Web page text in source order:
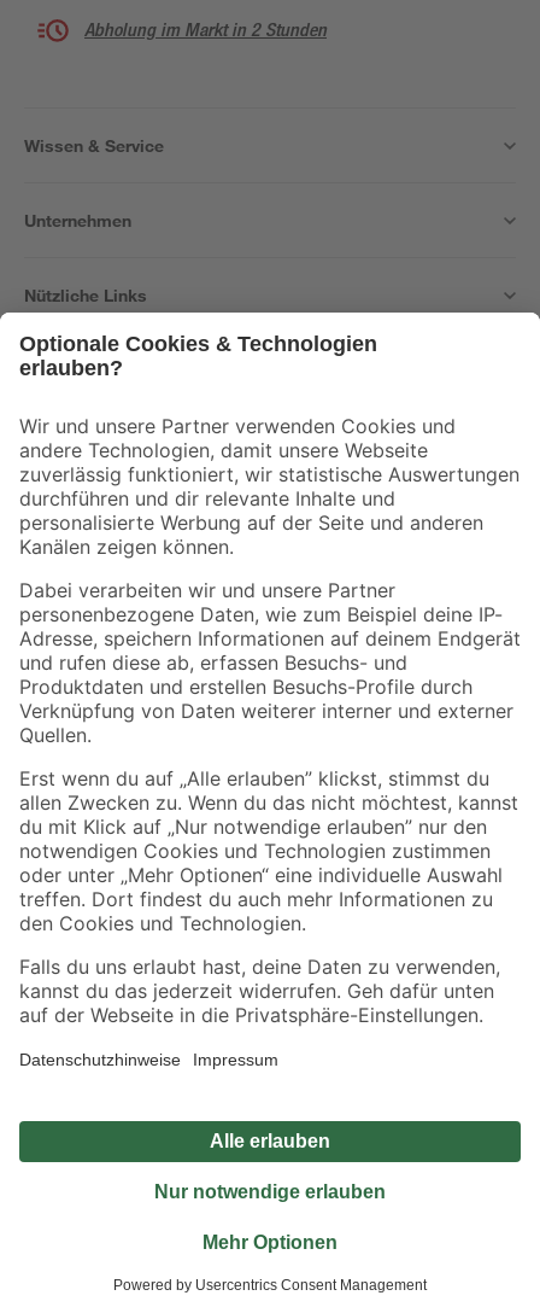
Abholung im Markt in 2 Stunden
Wissen & Service
Unternehmen
Nützliche Links
Der toom Newsletter: Keine Angebote und Aktionen mehr verpassen!
Zur Newsletter Anmeldung
Folge uns
Zahlungsarten Versandarten
Sicher einkaufen
Jetzt die toom-App herunterladen
Alle Preisangaben in EUR inkl. gesetzl. MwSt.. Die dargestellten Angebote sind unter
Umständen nicht in allen Märkten verfügbar. Die angegebenen Verfügbarkeiten beziehen
Produkte nur solange der Vorrat reicht.
*Paketversand ab 59 € versandkostenfrei, gilt nicht für Artikel mit Speditionsversand, hier
Privatsphäre Impressum
Nutzungsbedingungen
Widerrufsrecht
Vertrag widerrufen
© 2026 toom Baumarkt GmbH